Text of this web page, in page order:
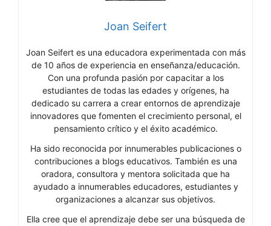
Joan Seifert
Joan Seifert es una educadora experimentada con más
de 10 años de experiencia en enseñanza/educación.
Con una profunda pasión por capacitar a los
estudiantes de todas las edades y orígenes, ha
dedicado su carrera a crear entornos de aprendizaje
innovadores que fomenten el crecimiento personal, el
pensamiento crítico y el éxito académico.
Ha sido reconocida por innumerables publicaciones o
contribuciones a blogs educativos. También es una
oradora, consultora y mentora solicitada que ha
ayudado a innumerables educadores, estudiantes y
organizaciones a alcanzar sus objetivos.
Ella cree que el aprendizaje debe ser una búsqueda de